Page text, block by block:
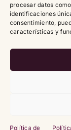
procesar datos
identificaciones
consentimiento,
características y
Política de